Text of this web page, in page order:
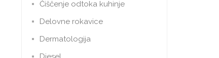
Čiščenje odtoka kuhinje
Delovne rokavice
Dermatologija